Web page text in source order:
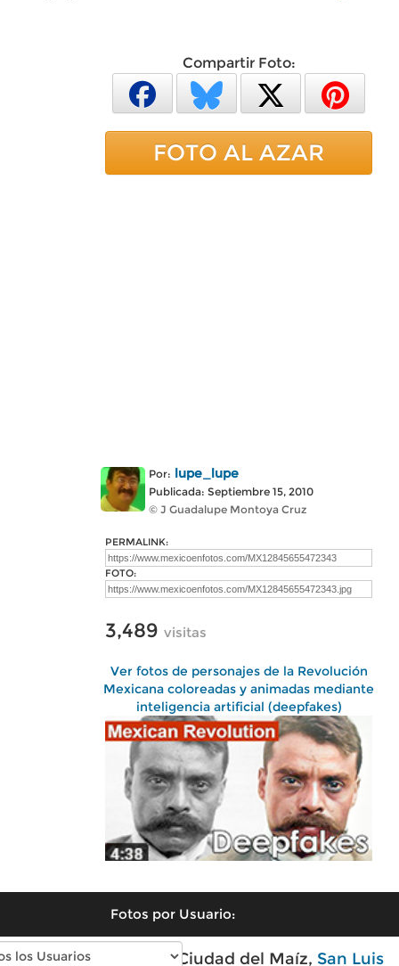
Compartir Foto:
FOTO AL AZAR
Por: lupe_lupe
Publicada: Septiembre 15, 2010
© J Guadalupe Montoya Cruz
PERMALINK:
FOTO:
3,489 visitas
Ver fotos de personajes de la Revolución
Mexicana coloreadas y animadas mediante
inteligencia artificial (deepfakes)
Fotos por Usuario:
Fotos modernas de Ciudad del Maíz, San Luis